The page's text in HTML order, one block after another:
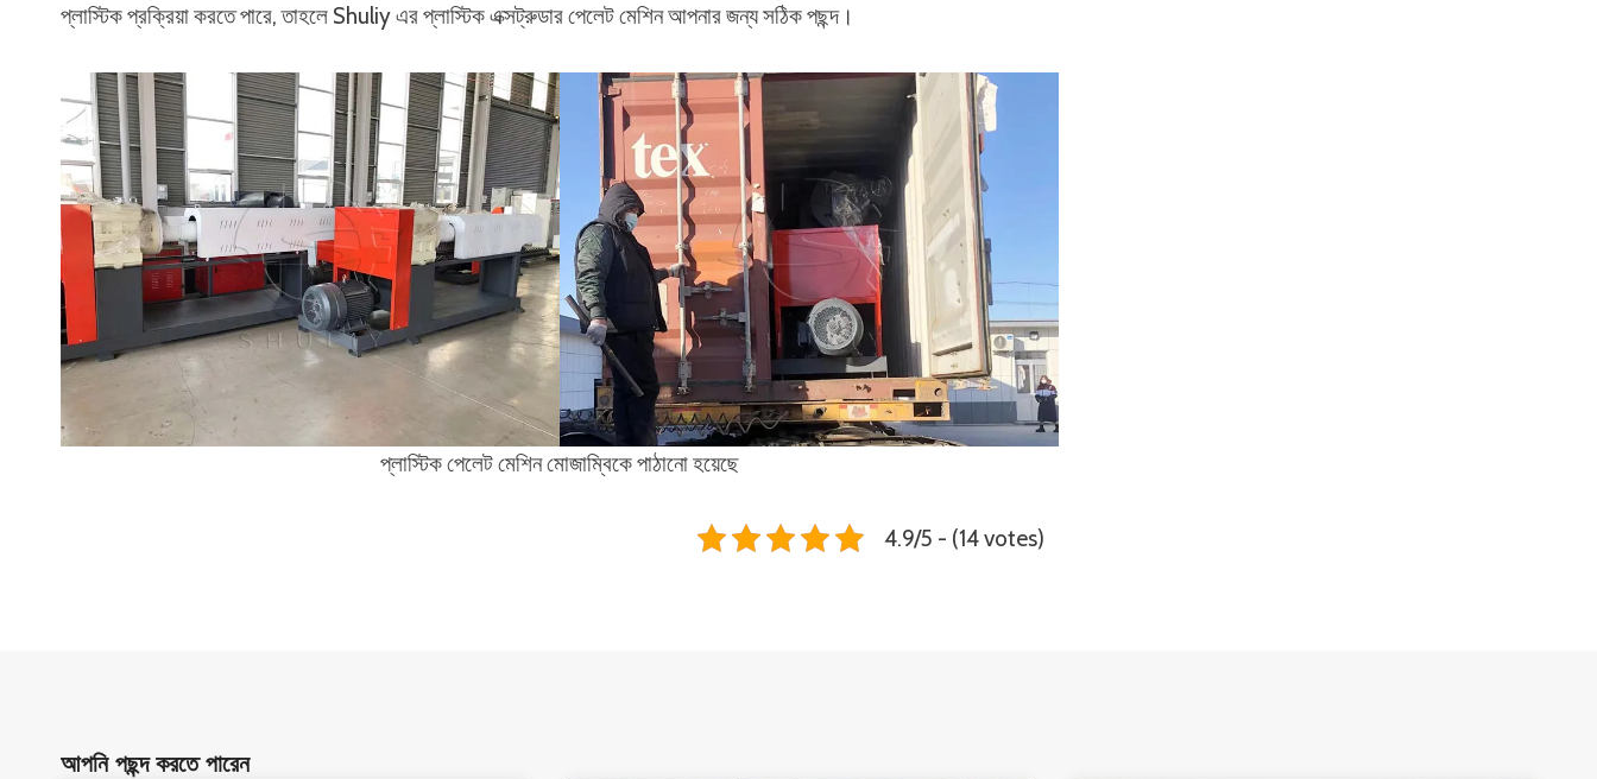
প্লাস্টিক প্রক্রিয়া করতে পারে, তাহলে Shuliy এর প্লাস্টিক এক্সট্রুডার পেলেট মেশিন আপনার জন্য সঠিক পছন্দ।
প্লাস্টিক পেলেট মেশিন মোজাম্বিকে পাঠানো হয়েছে
4.9/5 - (14 votes)
আপনি পছন্দ করতে পারেন